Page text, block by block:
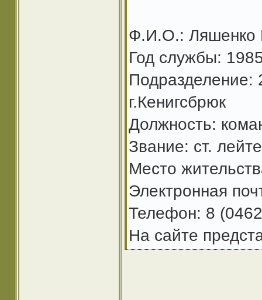
Ф.И.О.: Ляшенко
Год службы:
Подразделение:
г.Кенигсбрюк
Должность:
Звание: ст.
Место
Электронная
Телефон: 8
На сайте